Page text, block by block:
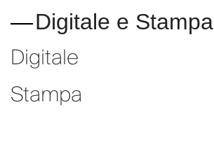
Digitale e Stampa
Digitale
Stampa